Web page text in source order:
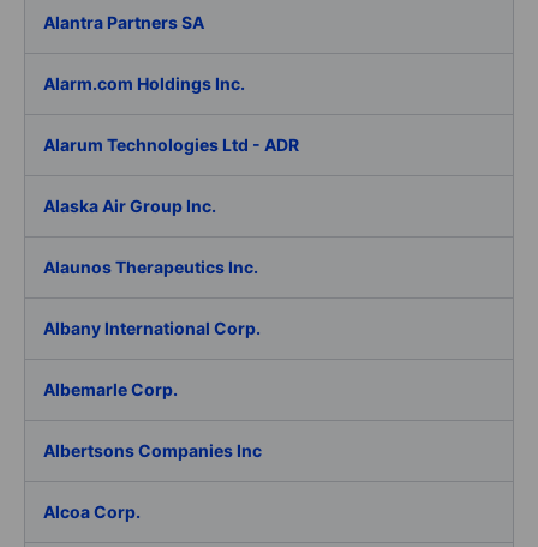
Alantra Partners SA
Alarm.com Holdings Inc.
Alarum Technologies Ltd - ADR
Alaska Air Group Inc.
Alaunos Therapeutics Inc.
Albany International Corp.
Albemarle Corp.
Albertsons Companies Inc
Alcoa Corp.